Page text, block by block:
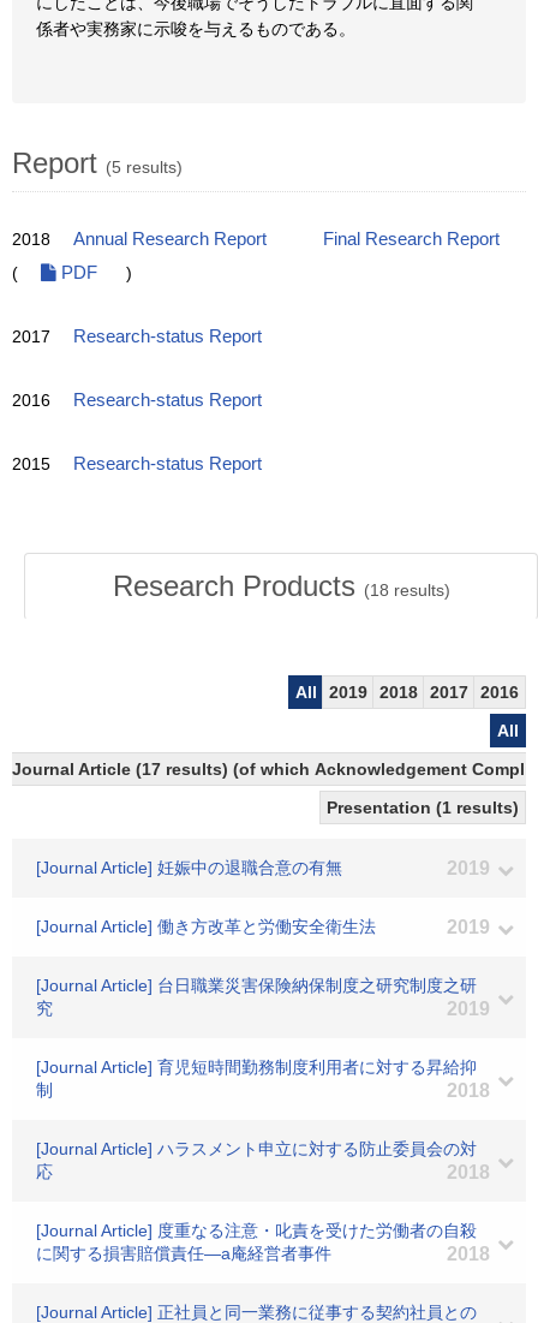
係者や実務家に示唆を与えるものである。
Report (5 results)
2018 Annual Research Report
Final Research Report
(
PDF )
2017 Research-status Report
2016 Research-status Report
2015 Research-status Report
Research Products (18 results)
All 2019 2018 2017
2016
All
Journal Article (17 results) (of which Acknowledgement
Presentation (1 results)
[Journal Article] 妊娠中の退職合意の有無 2019
[Journal Article] 働き方改革と労働安全衛生法 2019
[Journal Article] 台日職業災害保険納保制度之研究制度之研
究
2019
[Journal Article] 育児短時間勤務制度利用者に対する昇給抑
制
2018
[Journal Article] ハラスメント申立に対する防止委員会の対
応
2018
[Journal Article] 度重なる注意・叱責を受けた労働者の自殺
に関する損害賠償責任―a庵経営者事件
2018
[Journal Article] 正社員と同一業務に従事する契約社員との